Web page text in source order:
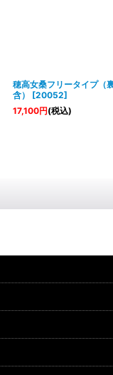
穂高女桑フリータイプ（
含）
[20052]
17,100円(税込)